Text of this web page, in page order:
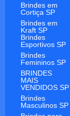
Brindes em
Cortiça SP
Brindes em
Kraft SP
Brindes
Esportivos SP
Brindes
Femininos SP
BRINDES
MAIS
VENDIDOS SP
Brindes
Masculinos SP